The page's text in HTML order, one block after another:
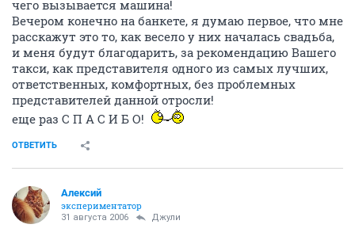
чего вызывается машина!
Вечером конечно на банкете, я думаю первое, что мне
расскажут это то, как весело у них началась свадьба,
и меня будут благодарить, за рекомендацию Вашего
такси, как представителя одного из самых лучших,
ответственных, комфортных, без проблемных
представителей данной отросли!
еще раз С П А С И Б О!
ОТВЕТИТЬ
Алексий
экспериментатор
31 августа 2006 Джули